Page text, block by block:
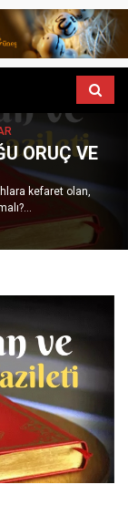
ORUÇ VE
kefaret olan,